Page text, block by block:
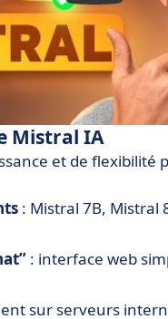
Mistral IA
et de flexibilité
: Mistral 7B, Mistral
: interface web
sur serveurs